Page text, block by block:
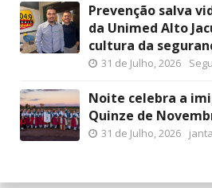
Prevenção salva
da Unimed Alto
cultura da
31 de Julho, 2026
Noite celebra a
Quinze de
31 de Julho, 2026